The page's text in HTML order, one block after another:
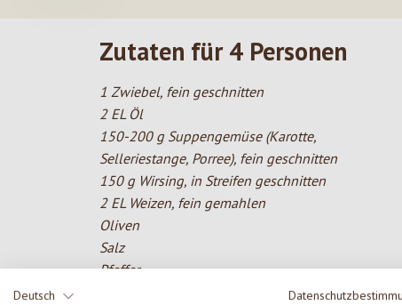
Deutsch
Zutaten für 4 Personen
1 Zwiebel, fein geschnitten
2 EL Öl
150-200 g Suppengemüse (Karotte,
Selleriestange, Porree), fein geschnitten
150 g Wirsing, in Streifen geschnitten
2 EL Weizen, fein gemahlen
Oliven
Salz
Pfeffer